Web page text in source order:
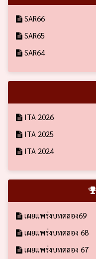
SAR66
SAR65
SAR64
ITA 2026
ITA 2025
ITA 2024
เผยแพร่งบทดลอง69
เผยแพร่งบทดลอง 68
เผยแพร่งบทดลอง 67